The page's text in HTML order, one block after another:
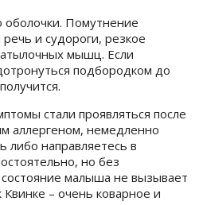
оболочки. Помутнение
и судороги, резкое
мышц. Если
подбородком до
стали проявляться после
аллергеном, немедленно
направляетесь в
но без
малыша не вызывает
– очень коварное и